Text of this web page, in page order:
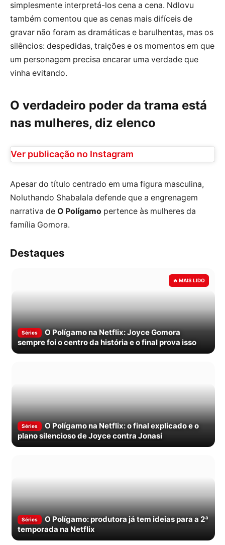
simplesmente interpretá-los cena a cena. Ndlovu
também comentou que as cenas mais difíceis de
gravar não foram as dramáticas e barulhentas, mas os
silêncios: despedidas, traições e os momentos em que
um personagem precisa encarar uma verdade que
vinha evitando.
O verdadeiro poder da trama está
nas mulheres, diz elenco
Ver publicação no Instagram
Apesar do título centrado em uma figura masculina,
Noluthando Shabalala defende que a engrenagem
narrativa de O Polígamo pertence às mulheres da
família Gomora.
Destaques
Séries
O Polígamo na Netflix: Joyce Gomora
sempre foi o centro da história e o final prova isso
Séries
O Polígamo na Netflix: o final explicado e o
plano silencioso de Joyce contra Jonasi
Séries
O Polígamo: produtora já tem ideias para a 2ª
temporada na Netflix